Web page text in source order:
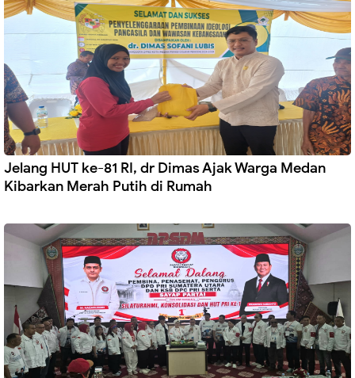
Jelang HUT ke-81 RI, dr Dimas Ajak Warga Medan
Kibarkan Merah Putih di Rumah